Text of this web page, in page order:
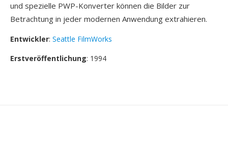
und spezielle PWP-Konverter können die Bilder zur
Betrachtung in jeder modernen Anwendung extrahieren.
Entwickler: Seattle FilmWorks
Erstveröffentlichung: 1994